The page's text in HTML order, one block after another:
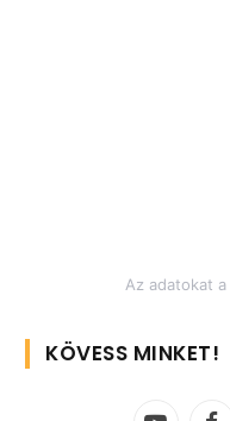
Az adatokat a
KÖVESS MINKET!